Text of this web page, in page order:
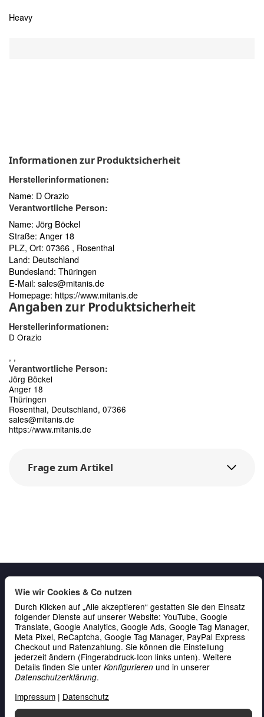
Heavy
Informationen zur Produktsicherheit
Herstellerinformationen:
Name: D Orazio
Verantwortliche Person:
Name: Jörg Böckel
Straße: Anger 18
PLZ, Ort: 07366 , Rosenthal
Land: Deutschland
Bundesland: Thüringen
E-Mail: sales@mitanis.de
Homepage: https://www.mitanis.de
Angaben zur Produktsicherheit
Herstellerinformationen:
D Orazio
, ,
Verantwortliche Person:
Jörg Böckel
Anger 18
Thüringen
Rosenthal, Deutschland, 07366
sales@mitanis.de
https://www.mitanis.de
Frage zum Artikel
Gesetzliche Informationen
Service & Kontakt
Wie wir Cookies & Co nutzen
Durch Klicken auf „Alle akzeptieren“ gestatten Sie den Einsatz
folgender Dienste auf unserer Website: YouTube, Google
Translate, Google Analytics, Google Ads, Google Tag Manager,
Meta Pixel, ReCaptcha, Google Tag Manager, PayPal Express
Checkout und Ratenzahlung. Sie können die Einstellung
jederzeit ändern (Fingerabdruck-Icon links unten). Weitere
Details finden Sie unter Konfigurieren und in unserer
Datenschutzerklärung.
Impressum | Datenschutz